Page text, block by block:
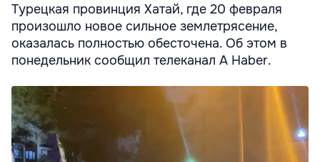
Турецкая провинция Хатай, где 20 февраля
произошло новое сильное землетрясение,
оказалась полностью обесточена. Об этом в
понедельник сообщил телеканал A Haber.